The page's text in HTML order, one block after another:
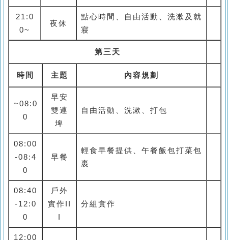
21:0
0~
夜休
點心時間、自由活動、洗漱及就
寢
第三天
時間 主題 內容規劃
~08:0
0
早安
雙連
埤
自由活動、洗漱、打包
08:00
-08:4
0
早餐
輕食早餐提供、午餐飯包打菜包
裹
08:40
-12:0
0
戶外
實作II
分組實作
12:00